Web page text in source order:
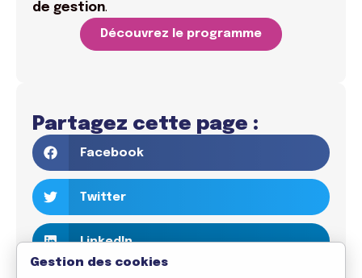
de gestion.
Découvrez le programme
Partagez cette page :
Facebook
Twitter
LinkedIn
Gestion des cookies